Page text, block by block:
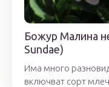
Божур Малина
Sundae)
Има много
включват сорт